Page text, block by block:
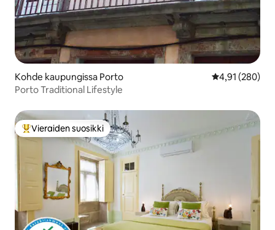
Kohde kaupungissa Porto
4,91 (280)
Porto Traditional Lifestyle
Vieraiden suosikkien parhaimmistoa
Vieraiden suosikki